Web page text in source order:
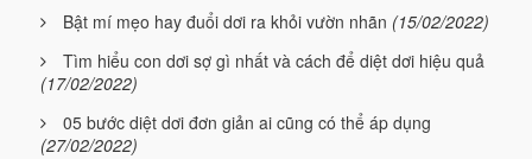
Bật mí mẹo hay đuổi dơi ra khỏi vườn nhãn (15/02/2022)
Tìm hiểu con dơi sợ gì nhất và cách để diệt dơi hiệu quả
(17/02/2022)
05 bước diệt dơi đơn giản ai cũng có thể áp dụng
(27/02/2022)